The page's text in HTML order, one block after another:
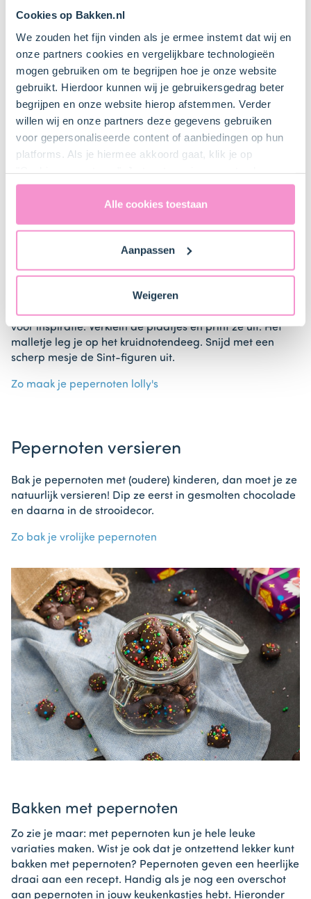
Cookies op Bakken.nl
We zouden het fijn vinden als je ermee instemt dat wij en
onze partners cookies en vergelijkbare technologieën
mogen gebruiken om te begrijpen hoe je onze website
gebruikt. Hierdoor kunnen wij je gebruikersgedrag beter
begrijpen en onze website hierop afstemmen. Verder
willen wij en onze partners deze gegevens gebruiken
voor gepersonaliseerde content of aanbiedingen op hun
platforms. Als je hiermee akkoord gaat, klik je op
uitdrukkelijk een eventuele gegevensoverdracht naar de
Verenigde Staten in de zin van artikel 49 AVG. Raadpleeg
ons
naar technology providers en partners in de Verenigde
Staten. Je kunt op elk moment van gedachten
Alle cookies toestaan
Aanpassen
Weigeren
Pepernoten als lolly
Bak de pepernoten eens in een andere vorm. Let er wel
loopt uit tijdens het bakken. Vind je het lastig om leuke
vormen te bedenken? Google Sinterklaas kleurplaten
voor inspiratie. Verklein de plaatjes en print ze uit. Het
malletje leg je op het kruidnotendeeg. Snijd met een
scherp mesje de Sint-figuren uit.
Zo maak je pepernoten lolly's
Pepernoten versieren
Bak je pepernoten met (oudere) kinderen, dan moet je ze
natuurlijk versieren! Dip ze eerst in gesmolten chocolade
en daarna in de strooidecor.
Zo bak je vrolijke pepernoten
Bakken met pepernoten
Zo zie je maar: met pepernoten kun je hele leuke
variaties maken. Wist je ook dat je ontzettend lekker kunt
bakken met pepernoten? Pepernoten geven een heerlijke
draai aan een recept. Handig als je nog een overschot
aan pepernoten in jouw keukenkastjes hebt. Hieronder